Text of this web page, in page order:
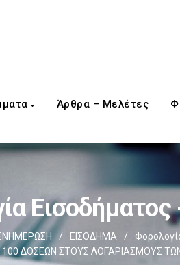
Άρθρα – Μελέτες
Εισοδήματος
/ ΕΙΣΟΔΗΜΑ /
ΔΟΣΕΩΝ ΣΤΟΥΣ ΛΟΓΑΡΙΑΣΜΟΥΣ